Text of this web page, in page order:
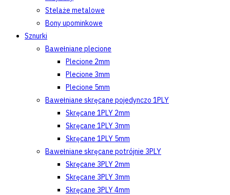
Stelaże metalowe
Bony upominkowe
Sznurki
Bawełniane plecione
Plecione 2mm
Plecione 3mm
Plecione 5mm
Bawełniane skręcane pojedynczo 1PLY
Skręcane 1PLY 2mm
Skręcane 1PLY 3mm
Skręcane 1PLY 5mm
Bawełniane skręcane potrójnie 3PLY
Skręcane 3PLY 2mm
Skręcane 3PLY 3mm
Skręcane 3PLY 4mm